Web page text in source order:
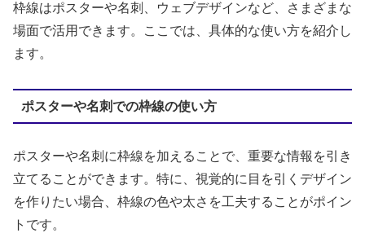
枠線はポスターや名刺、ウェブデザインなど、さまざまな
場面で活用できます。ここでは、具体的な使い方を紹介し
ます。
ポスターや名刺での枠線の使い方
ポスターや名刺に枠線を加えることで、重要な情報を引き
立てることができます。特に、視覚的に目を引くデザイン
を作りたい場合、枠線の色や太さを工夫することがポイン
トです。